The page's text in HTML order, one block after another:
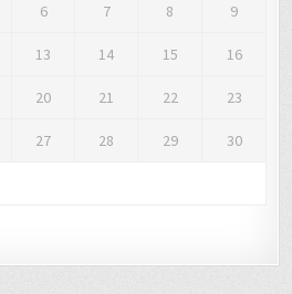
6 7 8 9
13 14 15 16
20 21 22 23
27 28 29 30